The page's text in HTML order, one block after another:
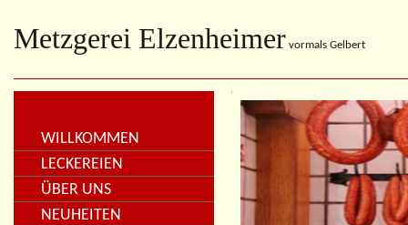
Metzgerei Elzenheimer vormals Gelbert
WILLKOMMEN
LECKEREIEN
ÜBER UNS
NEUHEITEN